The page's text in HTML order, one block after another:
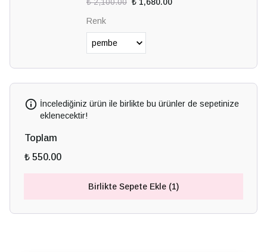
Renk
İncelediğiniz ürün ile birlikte bu ürünler de sepetinize
eklenecektir!
Toplam
₺ 550.00
Birlikte Sepete Ekle (1)